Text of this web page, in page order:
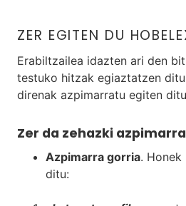
ZER EGITEN DU
Erabiltzailea idazten ari den
testuko hitzak egiaztatzen
direnak azpimarratu egiten
Zer da zehazki
Azpimarra gorria. Honek
ditu: